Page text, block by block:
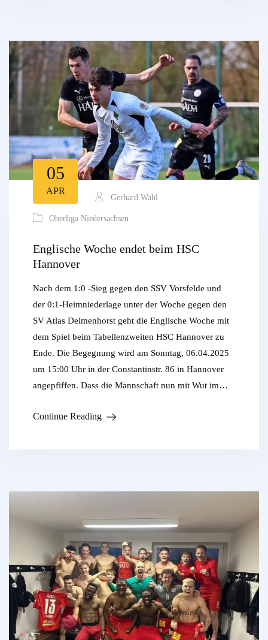
05
APR
Gerhard Wahl
Oberliga Niedersachsen
Englische Woche endet beim HSC
Hannover
Nach dem 1:0 -Sieg gegen den SSV Vorsfelde und
der 0:1-Heimniederlage unter der Woche gegen den
SV Atlas Delmenhorst geht die Englische Woche mit
dem Spiel beim Tabellenzweiten HSC Hannover zu
Ende. Die Begegnung wird am Sonntag, 06.04.2025
um 15:00 Uhr in der Constantinstr. 86 in Hannover
angepfiffen. Dass die Mannschaft nun mit Wut im…
Continue Reading